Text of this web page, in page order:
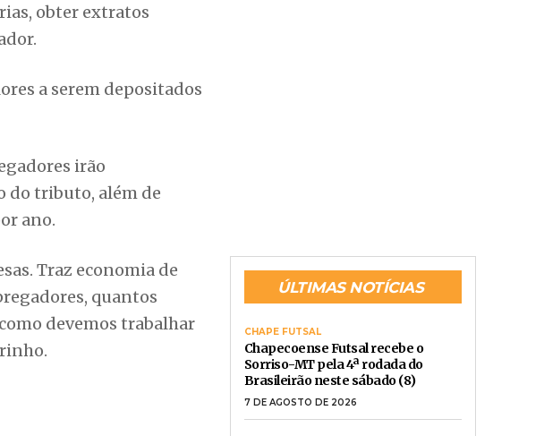
obter extratos
a serem depositados
irão
do tributo, além de
ano.
Traz economia de
quantos
devemos trabalhar
ÚLTIMAS NOTÍCIAS
CHAPE FUTSAL
Chapecoense Futsal recebe o
Sorriso-MT pela 4ª rodada do
Brasileirão neste sábado (8)
7 DE AGOSTO DE 2026